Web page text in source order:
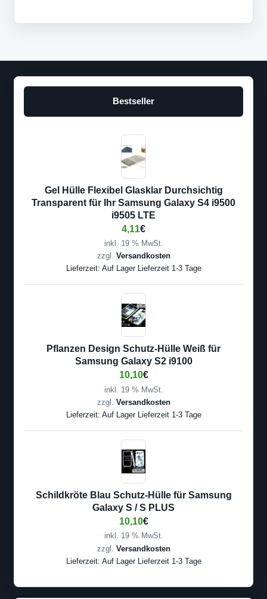
Bestseller
Gel Hülle Flexibel Glasklar Durchsichtig
Transparent für Ihr Samsung Galaxy S4 i9500
i9505 LTE
4,11€
inkl. 19 % MwSt.
zzgl. Versandkosten
Lieferzeit: Auf Lager Lieferzeit 1-3 Tage
Pflanzen Design Schutz-Hülle Weiß für
Samsung Galaxy S2 i9100
10,10€
inkl. 19 % MwSt.
zzgl. Versandkosten
Lieferzeit: Auf Lager Lieferzeit 1-3 Tage
Schildkröte Blau Schutz-Hülle für Samsung
Galaxy S / S PLUS
10,10€
inkl. 19 % MwSt.
zzgl. Versandkosten
Lieferzeit: Auf Lager Lieferzeit 1-3 Tage